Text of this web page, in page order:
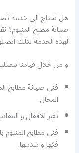
هل تحتاج الى خدمة
صيانة مطبخ المنيوم؟
لهذه الخدمة لذلك
و من خلال قيامنا
فني صيانة مطابخ
المجال.
تغير الاقفال و
فني مطابخ المنيوم
فكها و تبديلها.